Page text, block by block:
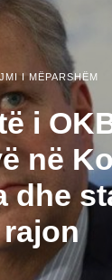
I MËPARSHËM
i
në
dhe
rajon